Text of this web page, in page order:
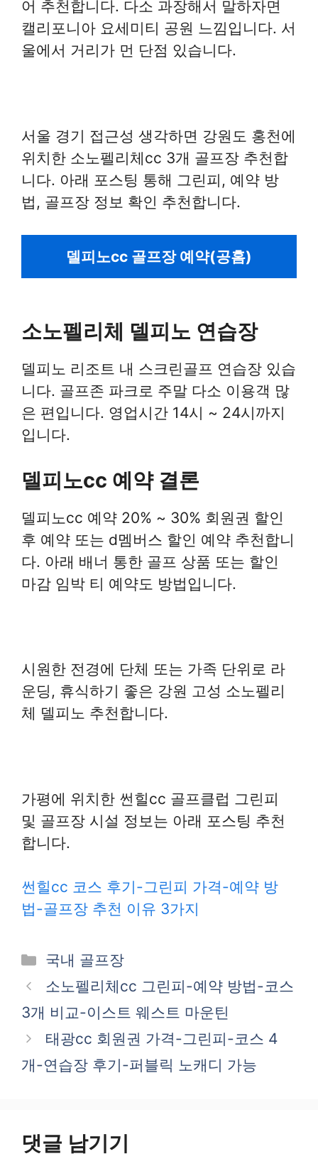
어 추천합니다. 다소 과장해서 말하자면
캘리포니아 요세미티 공원 느낌입니다. 서
울에서 거리가 먼 단점 있습니다.
서울 경기 접근성 생각하면 강원도 홍천에
위치한 소노펠리체cc 3개 골프장 추천합
니다. 아래 포스팅 통해 그린피, 예약 방
법, 골프장 정보 확인 추천합니다.
델피노cc 골프장 예약(공홈)
소노펠리체 델피노 연습장
델피노 리조트 내 스크린골프 연습장 있습
니다. 골프존 파크로 주말 다소 이용객 많
은 편입니다. 영업시간 14시 ~ 24시까지
입니다.
델피노cc 예약 결론
델피노cc 예약 20% ~ 30% 회원권 할인
후 예약 또는 d멤버스 할인 예약 추천합니
다. 아래 배너 통한 골프 상품 또는 할인
마감 임박 티 예약도 방법입니다.
시원한 전경에 단체 또는 가족 단위로 라
운딩, 휴식하기 좋은 강원 고성 소노펠리
체 델피노 추천합니다.
가평에 위치한 썬힐cc 골프클럽 그린피
및 골프장 시설 정보는 아래 포스팅 추천
합니다.
썬힐cc 코스 후기-그린피 가격-예약 방
법-골프장 추천 이유 3가지
카
테
리
국내 골프장
소노펠리체cc 그린피-예약 방법-코스
3개 비교-이스트 웨스트 마운틴
태광cc 회원권 가격-그린피-코스 4
개-연습장 후기-퍼블릭 노캐디 가능
댓글 남기기